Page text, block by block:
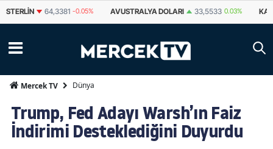
STERLIN 64,3381 -0.05% AVUSTRALYA DOLARI 33,5533 0.03%
Mercek TV Dünya
Trump, Fed Adayı Warsh’ın Faiz
İndirimi Desteklediğini Duyurdu